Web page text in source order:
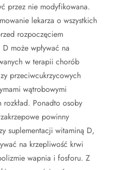
przez nie modyfikowana.
lekarza o wszystkich
rozpoczęciem
może wpływać na
w terapii chorób
przeciwcukrzycowych
wątrobowymi
Ponadto osoby
powinny
suplementacji witaminą D,
na krzepliwość krwi
wapnia i fosforu. Z